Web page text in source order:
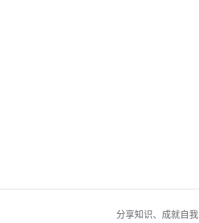
分享知识、成就自我